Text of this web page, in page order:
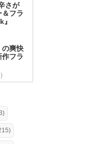
さが
フラ
の爽快
フラ